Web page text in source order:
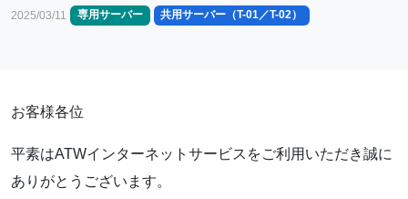
2025/03/11 専用サーバー 共用サーバー（T-01／T-02）
お客様各位
平素はATWインターネットサービスをご利用いただき誠に
ありがとうございます。